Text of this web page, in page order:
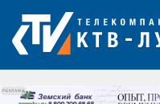
РЕКЛАМА